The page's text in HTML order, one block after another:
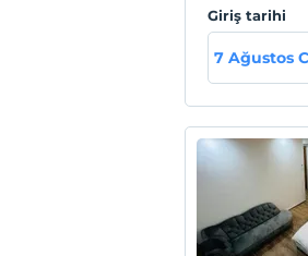
Giriş tarihi
7 Ağustos